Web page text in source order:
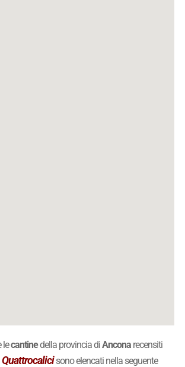
lecantinedella provincia diAnconarecensiti
Quattrocalicisono elencati nella seguente